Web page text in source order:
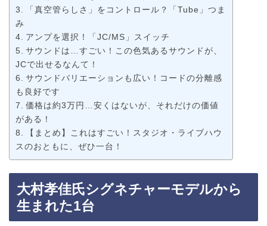
「真空管らしさ」をコントロール？「Tube」つま
み
アンプを選択！「JC/MS」スイッチ
サウンドは…すごい！この色気あるサウンドが、
JCで出せるなんて！
サウンドバリエーションも広い！コードの分離感
も良好です
価格は約3万円…安くはないが、それだけの価値
がある！
【まとめ】これはすごい！スタジオ・ライブハウ
スのおともに、ぜひ一台！
大村孝佳氏シグネチャーモデルから
生まれた1台